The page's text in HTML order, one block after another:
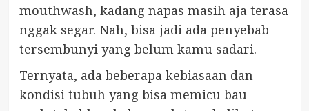
mouthwash, kadang napas masih aja terasa
nggak segar. Nah, bisa jadi ada penyebab
tersembunyi yang belum kamu sadari.
Ternyata, ada beberapa kebiasaan dan
kondisi tubuh yang bisa memicu bau